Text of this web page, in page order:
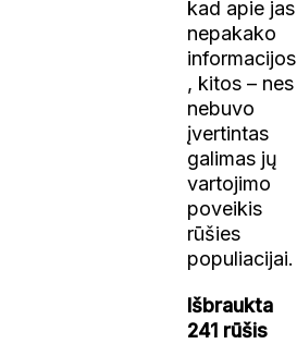
kad apie jas
nepakako
informacijos
, kitos – nes
nebuvo
įvertintas
galimas jų
vartojimo
poveikis
rūšies
populiacijai.
Išbraukta
241 rūšis